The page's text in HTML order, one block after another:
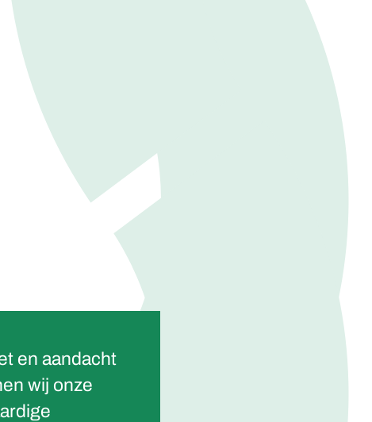
en aandacht
wij onze
“De